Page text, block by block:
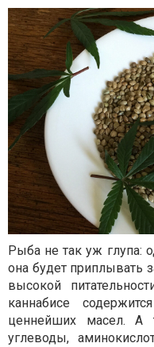
Рыба не так уж глупа:
она будет приплывать
высокой
каннабисе
ценнейших масел. А
углеводы,